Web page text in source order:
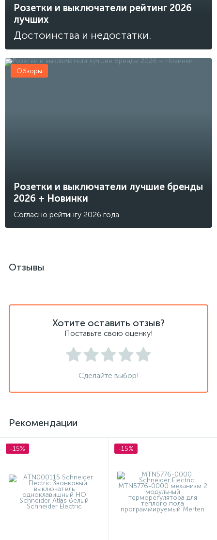
Розетки и выключатели рейтинг 2026
лучших
Достоинства и недостатки.
Розетки и выключатели лучшие бренды
2026 + Новинки
Согласно рейтингу 2026 года
Обзоры
Отзывы
Хотите оставить отзыв?
Поставьте свою оценку!
Сделайте выбор!
Рекомендации
-15% -15%